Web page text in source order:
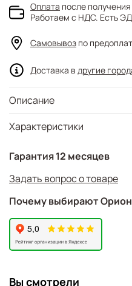
Характеристики
Описание
Гарантия 12 месяцев
Задать вопрос о товаре
Почему выбирают
Оплата после
Работаем с НДС. Есть
Самовывоз по
Доставка в другие
Вы смотрели